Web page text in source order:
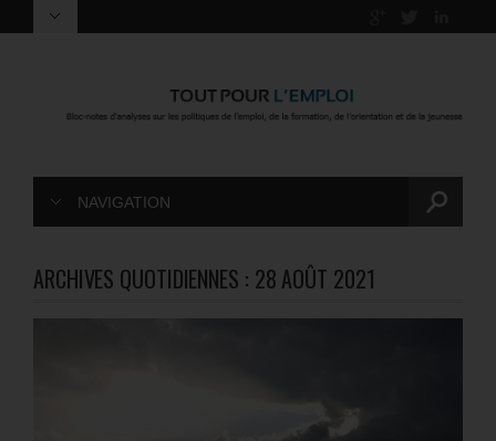
NAVIGATION
ARCHIVES QUOTIDIENNES : 28 AOÛT 2021